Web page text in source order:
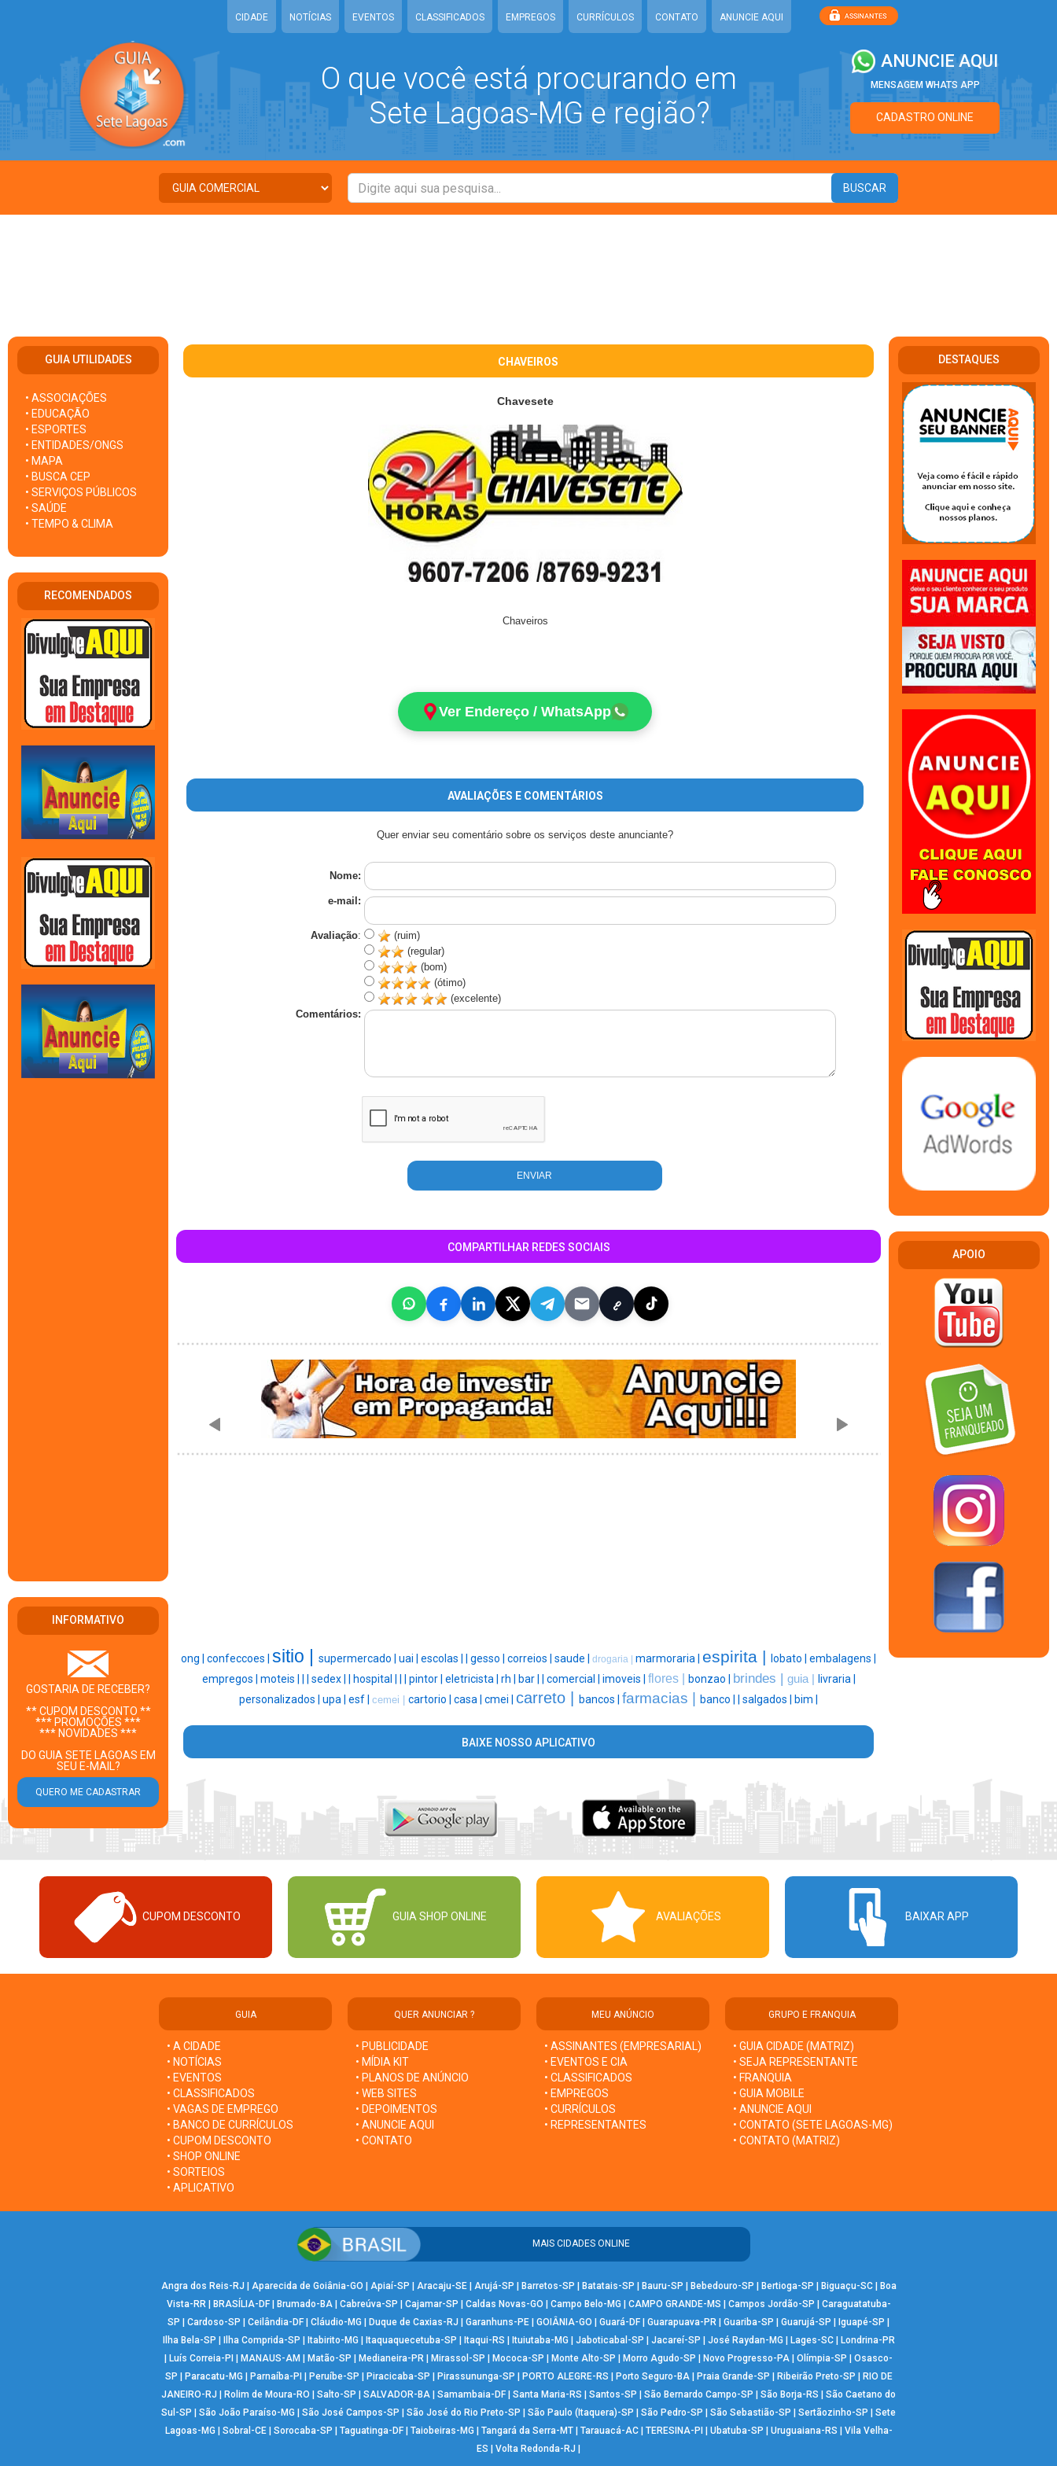
CIDADE NOTÍCIAS EVENTOS CLASSIFICADOS EMPREGOS CURRÍCULOS CONTATO ANUNCIE AQUI
O que você está procurando em
Sete Lagoas-MG e região?
ANUNCIE AQUI
MENSAGEM WHATS APP
CADASTRO ONLINE
GUIA UTILIDADES
• ASSOCIAÇÕES
• EDUCAÇÃO
• ESPORTES
• ENTIDADES/ONGS
• MAPA
• BUSCA CEP
• SERVIÇOS PÚBLICOS
• SAÚDE
• TEMPO & CLIMA
RECOMENDADOS
INFORMATIVO
GOSTARIA DE RECEBER?
** CUPOM DESCONTO **
*** PROMOÇÕES ***
*** NOVIDADES ***
DO GUIA SETE LAGOAS EM
SEU E-MAIL?
CHAVEIROS
Chavesete
Chaveiros
Ver Endereço / WhatsApp
AVALIAÇÕES E COMENTÁRIOS
Quer enviar seu comentário sobre os serviços deste anunciante?
Nome:
e-mail:
Avaliação:
(ruim)
(regular)
(bom)
(ótimo)
(excelente)
Comentários:
COMPARTILHAR REDES SOCIAIS
ong | confeccoes | sitio | supermercado | uai | escolas | gesso | correios | saude | drogaria | marmoraria | espirita | lobato | embalagens |
empregos | moteis | sedex | hospital | pintor | eletricista | rh | bar | comercial | imoveis | flores | bonzao | brindes | guia |
livraria |
personalizados | upa | esf | cemei | cartorio | casa | cmei | carreto | bancos | farmacias | banco | salgados | bim |
BAIXE NOSSO APLICATIVO
DESTAQUES
APOIO
CUPOM DESCONTO GUIA SHOP ONLINE AVALIAÇÕES BAIXAR APP
GUIA
• A CIDADE
• NOTÍCIAS
• EVENTOS
• CLASSIFICADOS
• VAGAS DE EMPREGO
• BANCO DE CURRÍCULOS
• CUPOM DESCONTO
• SHOP ONLINE
• SORTEIOS
• APLICATIVO
QUER ANUNCIAR ?
• PUBLICIDADE
• MÍDIA KIT
• PLANOS DE ANÚNCIO
• WEB SITES
• DEPOIMENTOS
• ANUNCIE AQUI
• CONTATO
MEU ANÚNCIO
• ASSINANTES (EMPRESARIAL)
• EVENTOS E CIA
• CLASSIFICADOS
• EMPREGOS
• CURRÍCULOS
• REPRESENTANTES
GRUPO E FRANQUIA
• GUIA CIDADE (MATRIZ)
• SEJA REPRESENTANTE
• FRANQUIA
• GUIA MOBILE
• ANUNCIE AQUI
• CONTATO (SETE LAGOAS-MG)
• CONTATO (MATRIZ)
MAIS CIDADES ONLINE
Angra dos Reis-RJ | Aparecida de Goiânia-GO | Apiaí-SP | Aracaju-SE| Arujá-SP | Barretos-SP | Batatais-SP | Bauru-SP | Bebedouro-SP | Bertioga-SP | Biguaçu-SC| Boa
Vista-RR | BRASÍLIA-DF| Brumado-BA| Cabreúva-SP | Cajamar-SP | Caldas Novas-GO | Campo Belo-MG | CAMPO GRANDE-MS | Campos Jordão-SP | Caraguatatuba-
SP | Cardoso-SP | Ceilândia-DF | Cláudio-MG | Duque de Caxias-RJ | Garanhuns-PE | GOIÂNIA-GO | Guará-DF | Guarapuava-PR | Guariba-SP | Guarujá-SP | Iguapé-SP |
Ilha Bela-SP | Ilha Comprida-SP | Itabirito-MG | Itaquaquecetuba-SP | Itaqui-RS | Ituiutaba-MG | Jaboticabal-SP | Jacareí-SP | José Raydan-MG | Lages-SC| Londrina-PR
| Luís Correia-PI | MANAUS-AM | Matão-SP | Medianeira-PR | Mirassol-SP | Mococa-SP | Monte Alto-SP | Morro Agudo-SP | Novo Progresso-PA | Olímpia-SP | Osasco-
SP | Paracatu-MG | Parnaíba-PI | Peruíbe-SP | Piracicaba-SP | Pirassununga-SP | PORTO ALEGRE-RS | Porto Seguro-BA| Praia Grande-SP | Ribeirão Preto-SP | RIO DE
JANEIRO-RJ | Rolim de Moura-RO | Salto-SP | SALVADOR-BA | Samambaia-DF | Santa Maria-RS | Santos-SP | São Bernardo Campo-SP | São Borja-RS | São Caetano do
Sul-SP | São João Paraíso-MG | São José Campos-SP | São José do Rio Preto-SP | São Paulo (Itaquera)-SP | São Pedro-SP | São Sebastião-SP | Sertãozinho-SP | Sete
Lagoas-MG | Sobral-CE| Sorocaba-SP | Taguatinga-DF| Taiobeiras-MG | Tangará da Serra-MT| Tarauacá-AC| TERESINA-PI | Ubatuba-SP | Uruguaiana-RS | Vila Velha-
ES | Volta Redonda-RJ |